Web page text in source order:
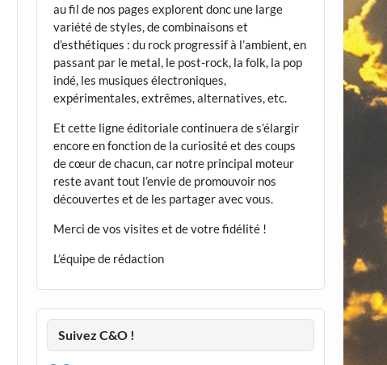
au fil de nos pages explorent donc une large
variété de styles, de combinaisons et
d’esthétiques : du rock progressif à l’ambient, en
passant par le metal, le post-rock, la folk, la pop
indé, les musiques électroniques,
expérimentales, extrêmes, alternatives, etc.
Et cette ligne éditoriale continuera de s’élargir
encore en fonction de la curiosité et des coups
de cœur de chacun, car notre principal moteur
reste avant tout l’envie de promouvoir nos
découvertes et de les partager avec vous.
Merci de vos visites et de votre fidélité !
L’équipe de rédaction
Suivez C&O !